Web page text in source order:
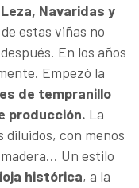
Navaridas y
estas viñas no
En los años
Empezó la
de tempranillo
producción. La
con menos
Un estilo
histórica, a la